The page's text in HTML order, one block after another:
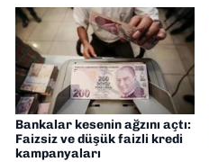
Bankalar kesenin ağzını açtı:
Faizsiz ve düşük faizli kredi
kampanyaları